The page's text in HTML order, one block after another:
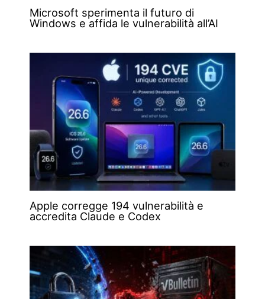
Microsoft sperimenta il futuro di
Windows e affida le vulnerabilità all’AI
Apple corregge 194 vulnerabilità e
accredita Claude e Codex